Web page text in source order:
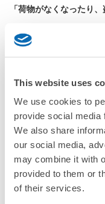
This website uses
We use cookies to
provide social media
We also share
our social media,
may combine it with
provided to them or
of their services.
ッカーを午前3時以
保管できる荷物数
大: 2/ ¥500中:3/ ¥400小
支払い方法
現金
このコ
アクセスの良い駅ナ
楽器、ベビーカー、ゴルフバッ
「荷物がなくなったり
「預かってもらえない荷
「どこに荷物は保管さ
「取手駅でベビーカー
てもらえる場所はありま
「取手駅ではどこで荷